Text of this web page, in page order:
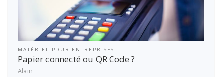
MATÉRIEL POUR ENTREPRISES
Papier connecté ou QR Code ?
Alain